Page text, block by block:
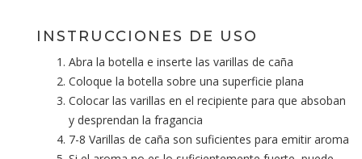
INSTRUCCIONES DE USO
Abra la botella e inserte las varillas de caña
Coloque la botella sobre una superficie plana
Colocar las varillas en el recipiente para que absoban
y desprendan la fragancia
7-8 Varillas de caña son suficientes para emitir aroma